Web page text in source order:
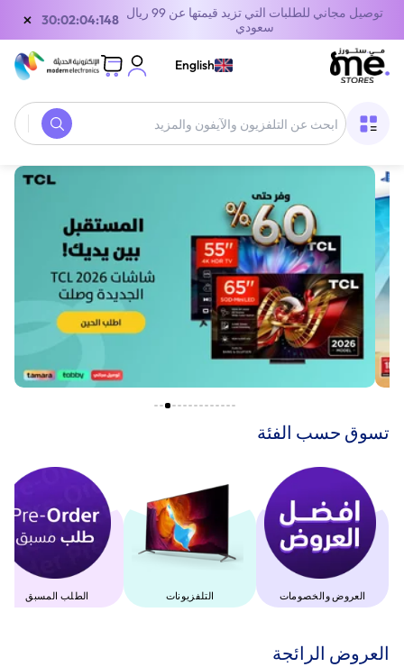
توصيل مجاني للطلبات التي تزيد قيمتها عن 99 ريال
سعودي
30:02:04:148
×
English
‫تسوق حسب الفئة‬
العروض والخصومات التلفزيونات الطلب المسبق
‫العروض الرائجة‬